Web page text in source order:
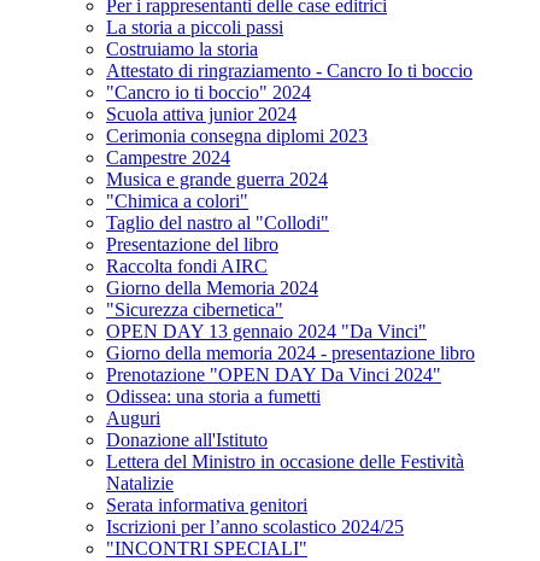
Per i rappresentanti delle case editrici
La storia a piccoli passi
Costruiamo la storia
Attestato di ringraziamento - Cancro Io ti boccio
"Cancro io ti boccio" 2024
Scuola attiva junior 2024
Cerimonia consegna diplomi 2023
Campestre 2024
Musica e grande guerra 2024
"Chimica a colori"
Taglio del nastro al "Collodi"
Presentazione del libro
Raccolta fondi AIRC
Giorno della Memoria 2024
"Sicurezza cibernetica"
OPEN DAY 13 gennaio 2024 "Da Vinci"
Giorno della memoria 2024 - presentazione libro
Prenotazione "OPEN DAY Da Vinci 2024"
Odissea: una storia a fumetti
Auguri
Donazione all'Istituto
Lettera del Ministro in occasione delle Festività
Natalizie
Serata informativa genitori
Iscrizioni per l’anno scolastico 2024/25
"INCONTRI SPECIALI"